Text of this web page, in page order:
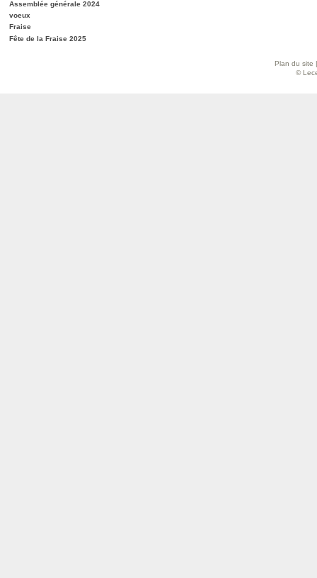
Assemblée générale 2024
voeux
Fraise
Fête de la Fraise 2025
Plan du site
©